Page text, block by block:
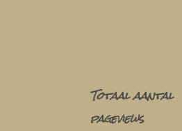
Totaal aantal
pageviews